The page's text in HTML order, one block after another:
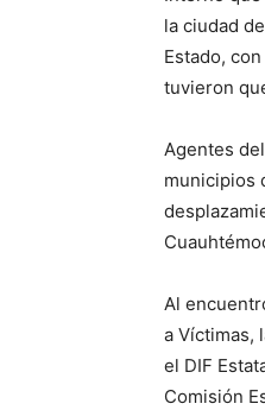
la ciudad
Estado,
tuvieron
Agentes
municipios
Al
a Víctimas,
el DIF
Comisión